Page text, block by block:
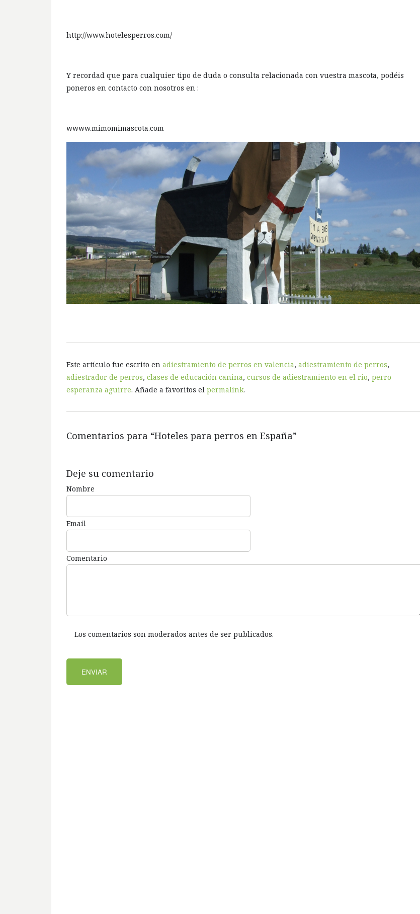
http://www.hotelesperros.com/
Y recordad que para cualquier tipo de duda o consulta relacionada con vuestra mascota, podéis
poneros en contacto con nosotros en :
wwww.mimomimascota.com
Este artículo fue escrito en adiestramiento de perros en valencia, adiestramiento de perros,
adiestrador de perros, clases de educación canina, cursos de adiestramiento en el rio, perro
esperanza aguirre. Añade a favoritos el permalink.
Comentarios para “Hoteles para perros en España”
Deje su comentario
Nombre
Email
Comentario
Los comentarios son moderados antes de ser publicados.